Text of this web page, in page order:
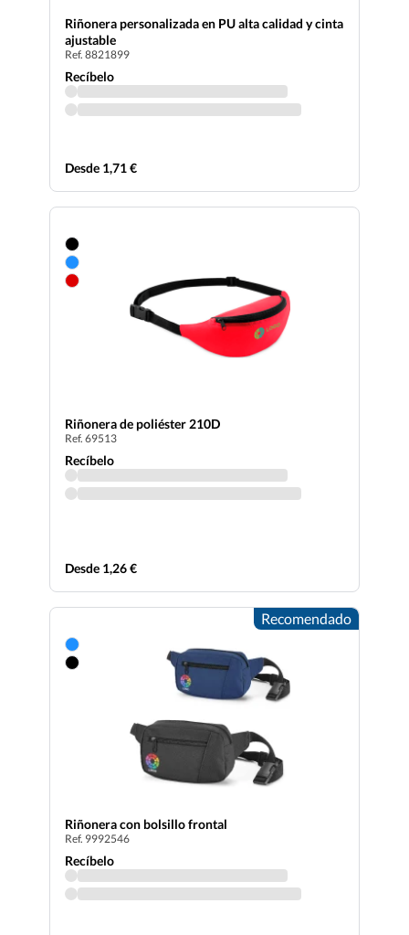
Riñonera personalizada en PU alta calidad y cinta
ajustable
Ref. 8821899
Recíbelo
Desde 1,71 €
Riñonera de poliéster 210D
Ref. 69513
Recíbelo
Desde 1,26 €
Recomendado
Riñonera con bolsillo frontal
Ref. 9992546
Recíbelo